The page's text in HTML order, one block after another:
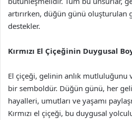
artırırken, düğün günü oluşturulan
destekler.
Kırmızı El Çiçeğinin Duygusal
El çiçeği, gelinin anlık mutluluğunu
bir semboldür. Düğün günü, her
hayalleri, umutları ve yaşamı
Kırmızı el çiçeği, bu duygusal